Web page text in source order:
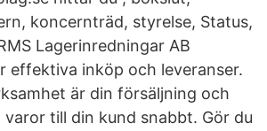
koncernträd, styrelse, Status,
Lagerinredningar AB
effektiva inköp och leveranser.
är din försäljning och
till din kund snabbt. Gör du